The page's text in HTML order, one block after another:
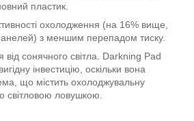
пластик.
охолодження (на 16% вище,
з меншим перепадом тиску.
сонячного світла. Darkning Pad
інвестицію, оскільки вона
що містить охолоджувальну
світловою ловушкою.